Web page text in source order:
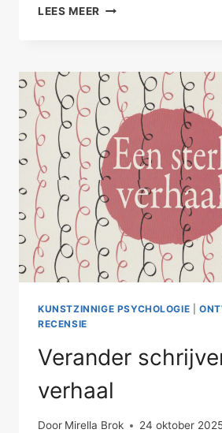
LEES MEER ZELFDISCIPLINE
KUNSTZINNIGE PSYCHOLOGIE |
RECENSIE
Verander
verhaal
Door Mirella Brok 24 oktober